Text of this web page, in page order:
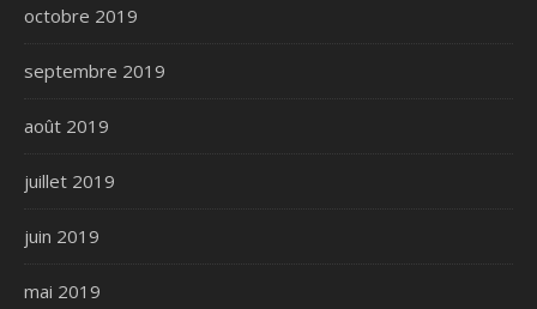
octobre 2019
septembre 2019
août 2019
juillet 2019
juin 2019
mai 2019